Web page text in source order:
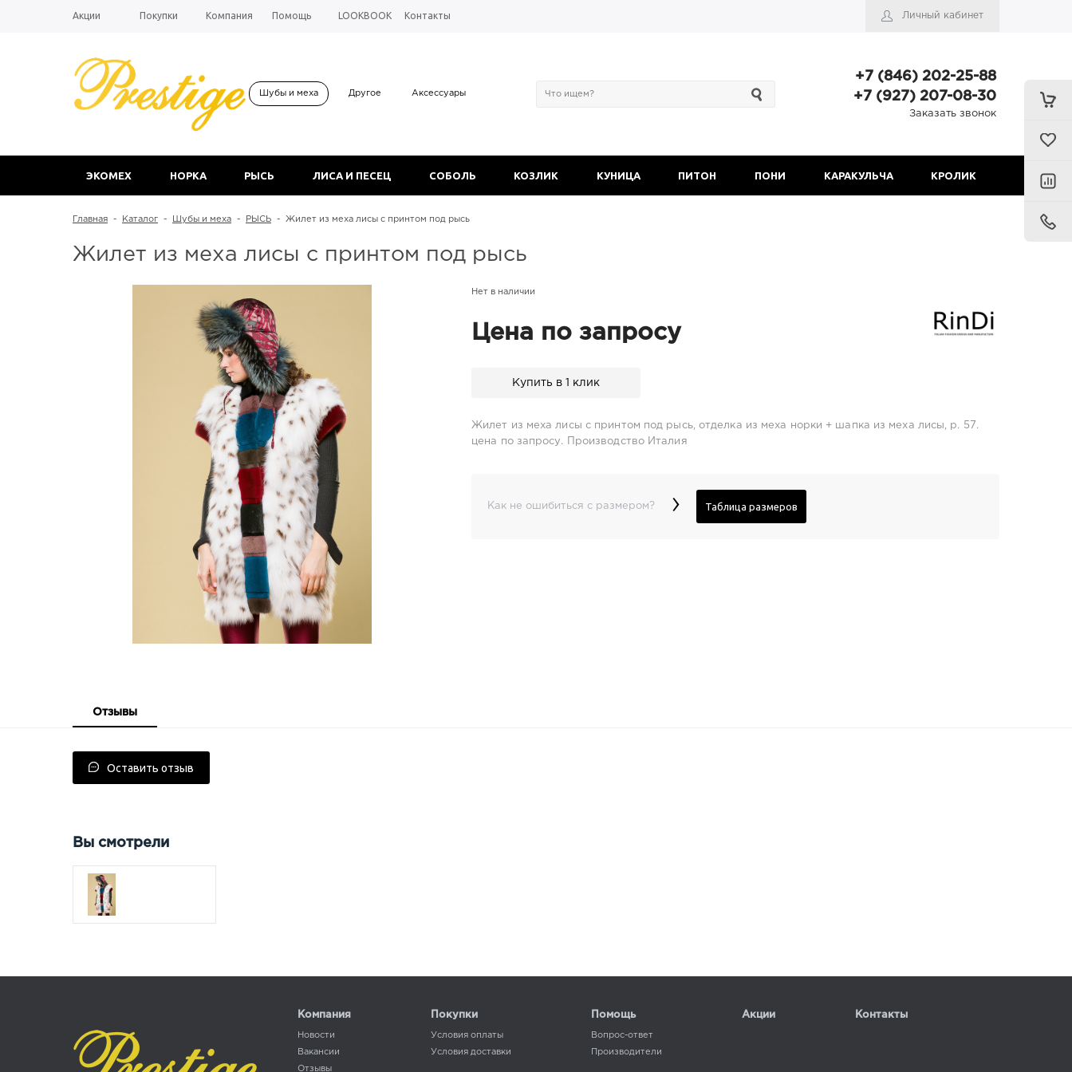
Личный кабинет
Акции Покупки Компания Помощь LOOKBOOK Контакты
Шубы и меха Другое Аксессуары
+7 (846) 202-25-88
+7 (927) 207-08-30
Заказать звонок
ЭКОМЕХ НОРКА РЫСЬ ЛИСА И ПЕСЕЦ СОБОЛЬ КОЗЛИК КУНИЦА ПИТОН ПОНИ КАРАКУЛЬЧА КРОЛИК
Главная - Каталог - Шубы и меха - РЫСЬ - Жилет из меха лисы с принтом под рысь
Жилет из меха лисы с принтом под рысь
Нет в наличии
Цена по запросу
Купить в 1 клик
Жилет из меха лисы с принтом под рысь, отделка из меха норки + шапка из меха лисы, р. 57.
цена по запросу. Производство Италия
Как не ошибиться с размером? › Таблица размеров
Отзывы
Оставить отзыв
Вы смотрели
Компания
Новости
Вакансии
Отзывы
Покупки
Условия оплаты
Условия доставки
Помощь
Вопрос-ответ
Производители
Акции Контакты